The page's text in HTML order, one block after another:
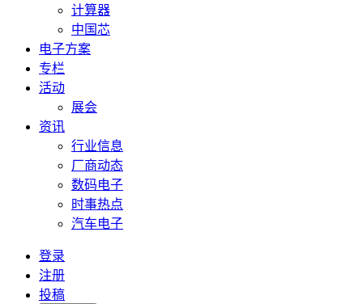
计算器
中国芯
电子方案
专栏
活动
展会
资讯
行业信息
厂商动态
数码电子
时事热点
汽车电子
登录
注册
投稿